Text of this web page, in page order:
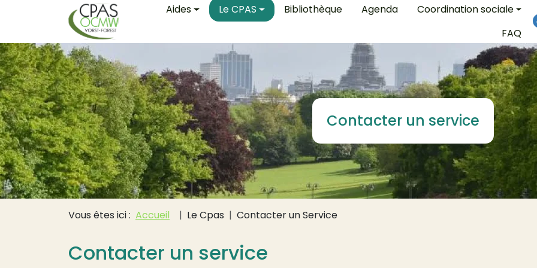
Aller au contenu principal Main navigation
Aides Le CPAS Bibliothèque Agenda
Coordination sociale
FAQ
Contacter un service
Fil d'Ariane
Vous êtes ici : Accueil Le Cpas Contacter un Service
Contacter un service